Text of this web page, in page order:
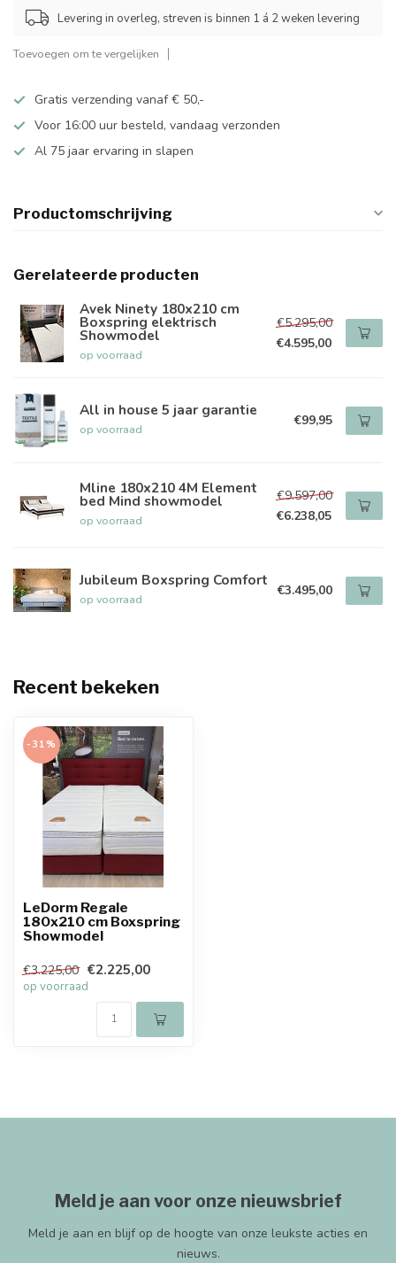
Levering in overleg, streven is binnen 1 á 2 weken levering
Toevoegen om te vergelijken
Gratis verzending vanaf € 50,-
Voor 16:00 uur besteld, vandaag verzonden
Al 75 jaar ervaring in slapen
Productomschrijving
Gerelateerde producten
Avek Ninety 180x210 cm
Boxspring elektrisch
Showmodel
op voorraad
€5.295,00
€4.595,00
All in house 5 jaar garantie
op voorraad €99,95
Mline 180x210 4M Element
bed Mind showmodel
op voorraad
€9.597,00
€6.238,05
Jubileum Boxspring Comfort
op voorraad €3.495,00
Recent bekeken
-31%
LeDorm Regale
180x210 cm Boxspring
Showmodel
€3.225,00 €2.225,00
op voorraad
Meld je aan voor onze nieuwsbrief
Meld je aan en blijf op de hoogte van onze leukste acties en
nieuws.